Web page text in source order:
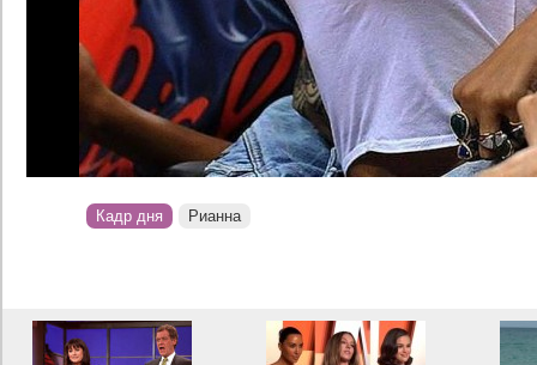
Кадр дня Рианна